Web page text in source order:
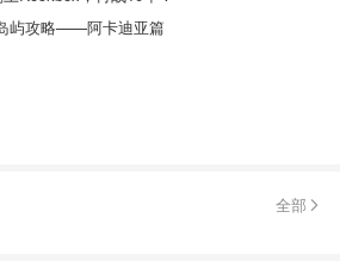
我傻白甜到觉得这个世界没有阴谋，
屿攻略——阿卡迪亚篇
全部